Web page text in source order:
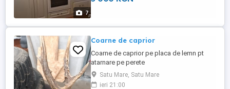
7
Coarne de caprior
Coarne de caprior pe placa de lemn pt
atarnare pe perete
Satu Mare, Satu Mare
ieri 21:00